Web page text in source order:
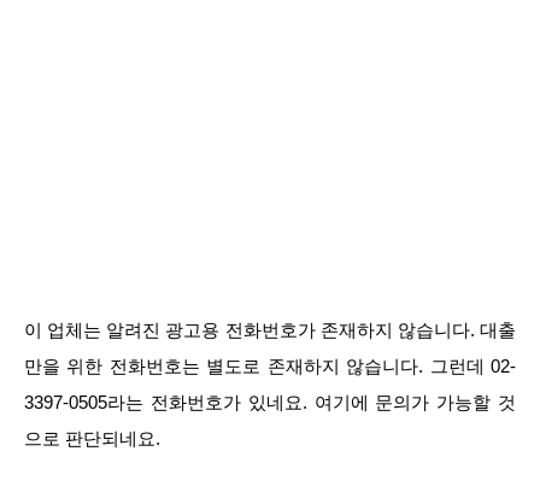
이 업체는 알려진 광고용 전화번호가 존재하지 않습니다. 대출
만을 위한 전화번호는 별도로 존재하지 않습니다. 그런데 02-
3397-0505라는 전화번호가 있네요. 여기에 문의가 가능할 것
으로 판단되네요.